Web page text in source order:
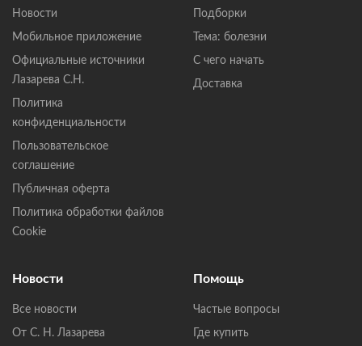
Новости
Мобильное приложение
Официальные источники
Лазарева С.Н.
Политика
конфиденциальности
Пользовательское
соглашение
Публичная оферта
Политика обработки файлов
Cookie
Подборки
Тема: болезни
С чего начать
Доставка
Новости
Все новости
От С. Н. Лазарева
Помощь
Частые вопросы
Где купить